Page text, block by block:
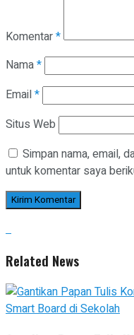
Komentar*
Nama*
Email*
Situs Web
Simpan nama, email,
untuk komentar saya
Related News